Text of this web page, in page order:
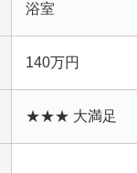
浴室
140万円
★★★ 大満足